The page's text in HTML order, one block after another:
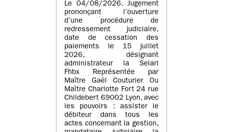
Le 04/08/2026. Jugement
prononçant l’ouverture
d’une procédure de
redressement judiciaire,
date de cessation des
paiements le 15 juillet
2026, désignant
administrateur la Selarl
Fhbx Représentée par
Maître Gaël Couturier Ou
Maître Charlotte Fort 24 rue
Childebert 69002 Lyon, avec
les pouvoirs : assister le
débiteur dans tous les
actes concernant la gestion,